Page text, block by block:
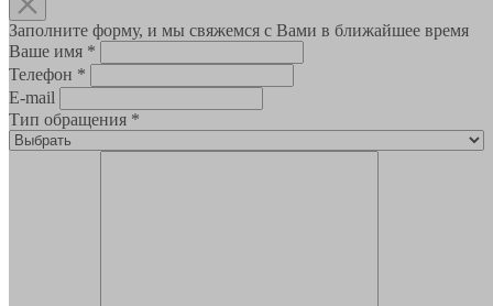
Заполните форму, и мы свяжемся с Вами в ближайшее время
Ваше имя *
Телефон *
E-mail
Тип обращения *